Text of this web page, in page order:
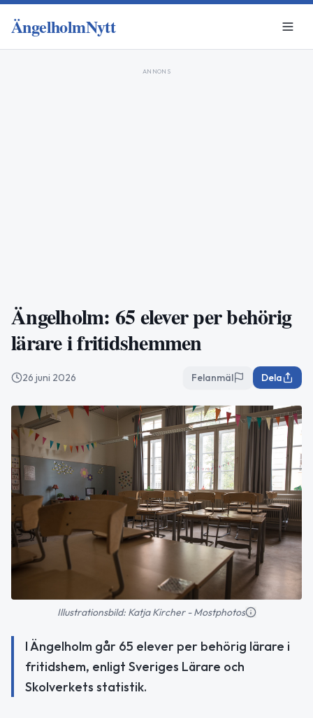
ÄngelholmNytt
ANNONS
Ängelholm: 65 elever per behörig
lärare i fritidshemmen
26 juni 2026 Felanmäl Dela
Illustrationsbild: Katja Kircher - Mostphotos
I Ängelholm går 65 elever per behörig lärare i
fritidshem, enligt Sveriges Lärare och
Skolverkets statistik.